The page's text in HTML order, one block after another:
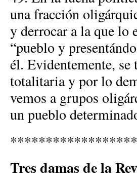
una fracción
y derrocar a la que lo
“pueblo y
él. Evidentemente, se
totalitaria y por lo
vemos a grupos
un pueblo
Tres damas de la